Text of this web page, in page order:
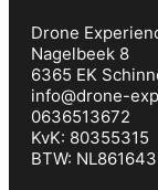
Drone
Nagelbeek 8
6365 EK
info@drone-
0636513672
KvK: 80355315
BTW: